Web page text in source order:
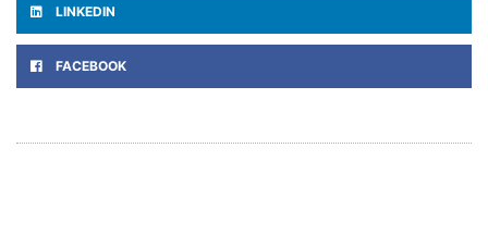
LINKEDIN
FACEBOOK